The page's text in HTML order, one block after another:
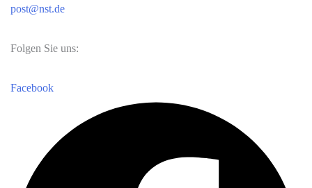
2027
post@nst.de
Folgen Sie uns:
Facebook